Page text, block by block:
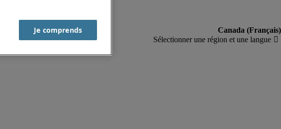
Je comprends